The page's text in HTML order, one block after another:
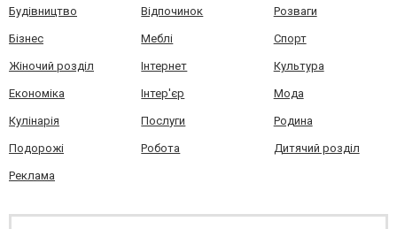
Будівництво Відпочинок Розваги
Бізнес Меблі Спорт
Жіночий розділ Інтернет Культура
Економіка Інтер'єр Мода
Кулінарія Послуги Родина
Подорожі Робота Дитячий розділ
Реклама